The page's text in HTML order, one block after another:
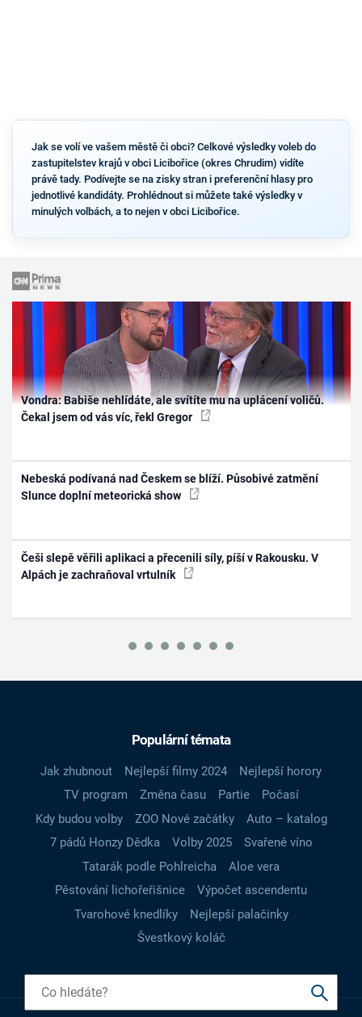
Jak se volí ve vašem městě či obci? Celkové výsledky voleb do
zastupitelstev krajů v obci Licibořice (okres Chrudim) vidíte
právě tady. Podívejte se na zisky stran i preferenční hlasy pro
jednotlivé kandidáty. Prohlédnout si můžete také výsledky v
minulých volbách, a to nejen v obci Licibořice.
Vondra: Babiše nehlídáte, ale svítíte mu na uplácení voličů.
Čekal jsem od vás víc, řekl Gregor
Nebeská podívaná nad Českem se blíží. Působivé zatmění
Slunce doplní meteorická show
Češi slepě věřili aplikaci a přecenili síly, píší v Rakousku. V
Alpách je zachraňoval vrtulník
Populární témata
Jak zhubnout Nejlepší filmy 2024
Nejlepší horory
TV program
Změna času Partie
Počasí
Kdy budou volby
ZOO Nové začátky
Auto – katalog
7 pádů Honzy Dědka
Volby 2025
Svařené víno
Tatarák podle Pohlreicha
Aloe vera
Pěstování lichořeřišnice
Výpočet ascendentu
Tvarohové knedlíky
Nejlepší palačinky
Švestkový koláč